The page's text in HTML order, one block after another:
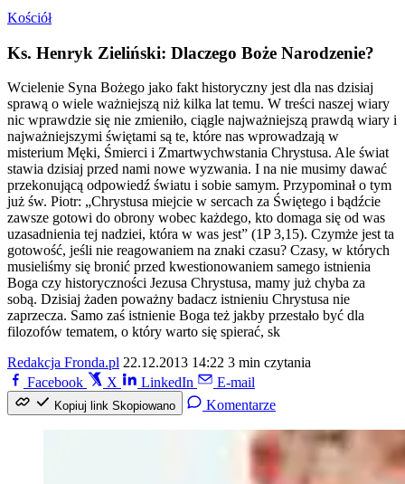
Kościół
Ks. Henryk Zieliński: Dlaczego Boże Narodzenie?
Wcielenie Syna Bożego jako fakt historyczny jest dla nas dzisiaj
sprawą o wiele ważniejszą niż kilka lat temu. W treści naszej wiary
nic wprawdzie się nie zmieniło, ciągle najważniejszą prawdą wiary i
najważniejszymi świętami są te, które nas wprowadzają w
misterium Męki, Śmierci i Zmartwychwstania Chrystusa. Ale świat
stawia dzisiaj przed nami nowe wyzwania. I na nie musimy dawać
przekonującą odpowiedź światu i sobie samym. Przypominał o tym
już św. Piotr: „Chrystusa miejcie w sercach za Świętego i bądźcie
zawsze gotowi do obrony wobec każdego, kto domaga się od was
uzasadnienia tej nadziei, która w was jest” (1P 3,15). Czymże jest ta
gotowość, jeśli nie reagowaniem na znaki czasu? Czasy, w których
musieliśmy się bronić przed kwestionowaniem samego istnienia
Boga czy historyczności Jezusa Chrystusa, mamy już chyba za
sobą. Dzisiaj żaden poważny badacz istnieniu Chrystusa nie
zaprzecza. Samo zaś istnienie Boga też jakby przestało być dla
filozofów tematem, o który warto się spierać, sk
Redakcja Fronda.pl 22.12.2013 14:22 3 min czytania
Facebook
X LinkedIn E-mail
Kopiuj link Skopiowano Komentarze